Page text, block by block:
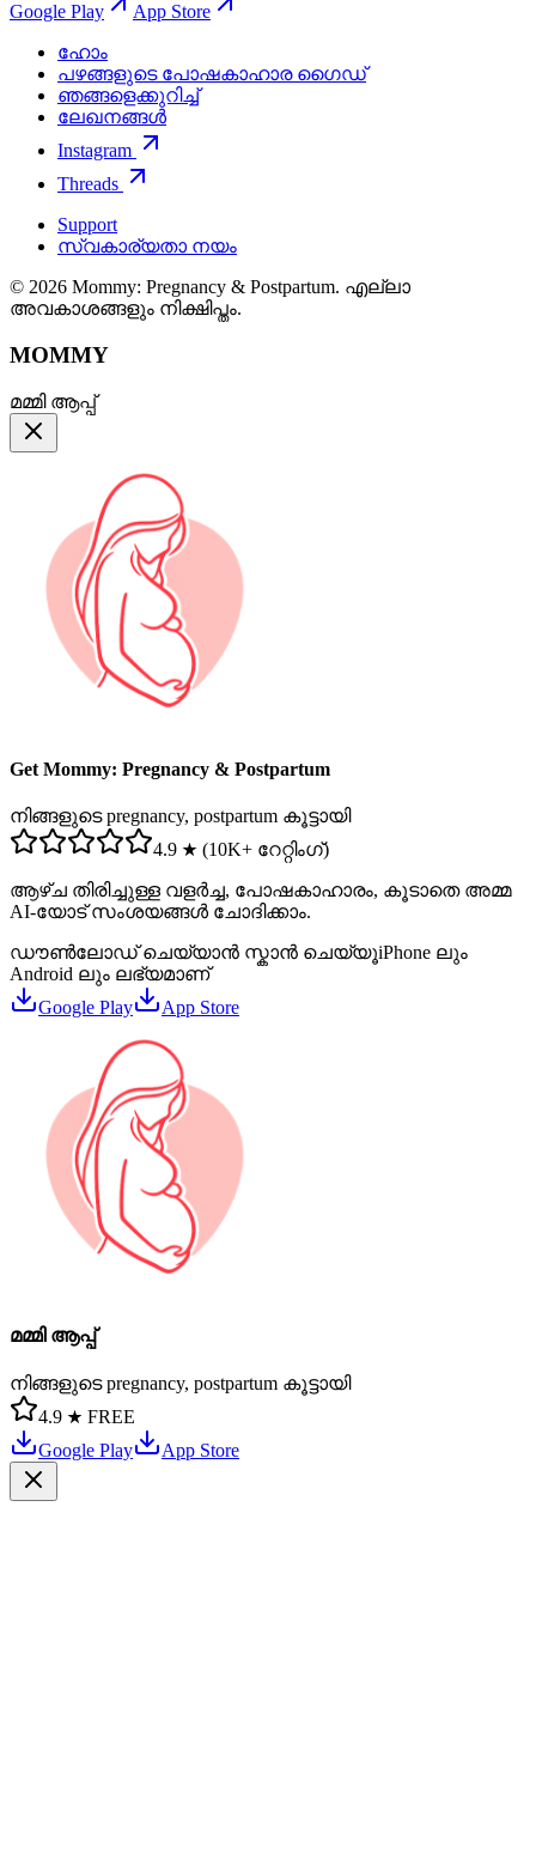
Google Play
App Store
ഹോം
പഴങ്ങളുടെ പോഷകാഹാര ഗൈഡ്
ഞങ്ങളെക്കുറിച്ച്
ലേഖനങ്ങൾ
Instagram
Threads
Support
സ്വകാര്യതാ നയം
© 2026 Mommy: Pregnancy & Postpartum. എല്ലാ
അവകാശങ്ങളും നിക്ഷിപ്തം.
MOMMY
മമ്മി ആപ്പ്
Get Mommy: Pregnancy & Postpartum
നിങ്ങളുടെ pregnancy, postpartum കൂട്ടായി
4.9 ★ (10K+ റേറ്റിംഗ്)
ആഴ്ച തിരിച്ചുള്ള വളർച്ച, പോഷകാഹാരം, കൂടാതെ അമ്മ
AI-യോട് സംശയങ്ങൾ ചോദിക്കാം.
ഡൗൺലോഡ് ചെയ്യാൻ സ്കാൻ ചെയ്യൂiPhone ലും
Android ലും ലഭ്യമാണ്
Google Play
App Store
മമ്മി ആപ്പ്
നിങ്ങളുടെ pregnancy, postpartum കൂട്ടായി
4.9 ★ FREE
Google Play
App Store